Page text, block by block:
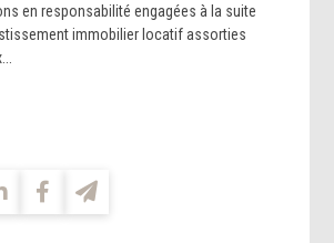
en responsabilité engagées à la suite
immobilier locatif assorties